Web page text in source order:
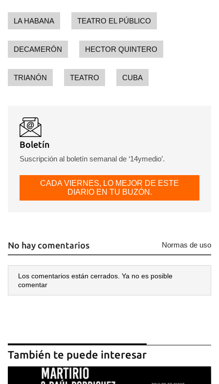
Guardar como favorito
Para poder guardar como favorito, primero has de
iniciar sesión con tu cuenta de 14ymedio.
LA HABANA TEATRO EL PÚBLICO
DECAMERÓN HECTOR QUINTERO
TRIANÓN TEATRO CUBA
Boletín
Suscripción al boletín semanal de ‘14ymedio’.
CADA VIERNES, LO MEJOR DE ESTE
DIARIO EN TU BUZÓN.
No hay comentarios Normas de uso
Los comentarios están cerrados. Ya no es posible
comentar
También te puede interesar